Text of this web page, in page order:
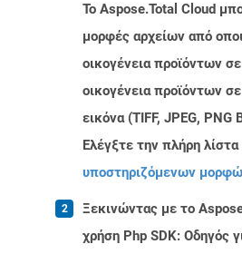
Το Aspose.Total Cloud
μορφές αρχείων από
οικογένεια προϊόντων
οικογένεια προϊόντων
εικόνα (TIFF, JPEG, PNG
Ελέγξτε την πλήρη
υποστηριζόμενων
Ξεκινώντας με το
χρήση Php SDK: Οδηγός